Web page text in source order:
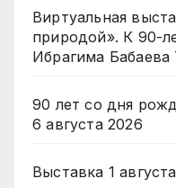
Виртуальная
природой». К 90-
Ибрагима Бабаева
90 лет со дня
6 августа 2026
Выставка 1